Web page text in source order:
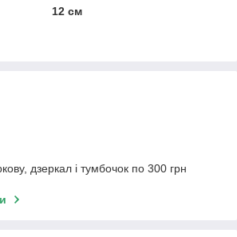
12 см
дзеркал і тумбочок по 300 грн